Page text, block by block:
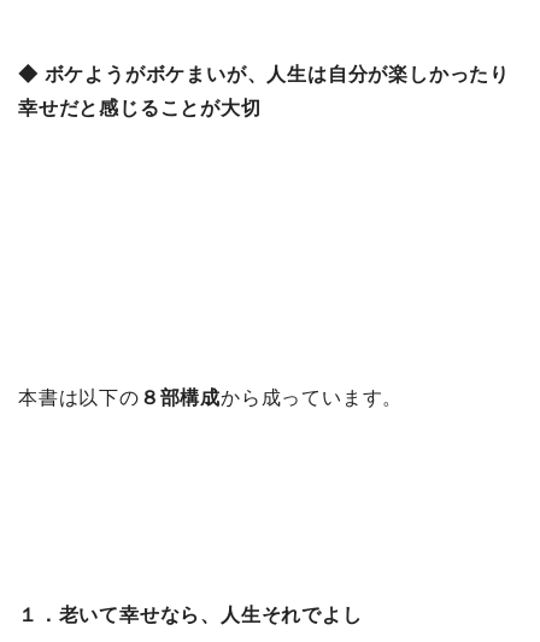
◆ ボケようがボケまいが、人生は自分が楽しかったり
幸せだと感じることが大切
本書は以下の ８部構成から成っています。
１．老いて幸せなら、人生それでよし